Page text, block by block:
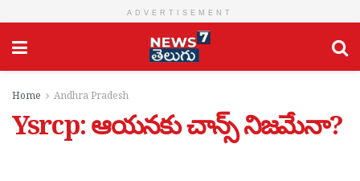
ADVERTISEMENT
Home Andhra Pradesh
Ysrcp: ఆయనకు చాన్స్ నిజమేనా?